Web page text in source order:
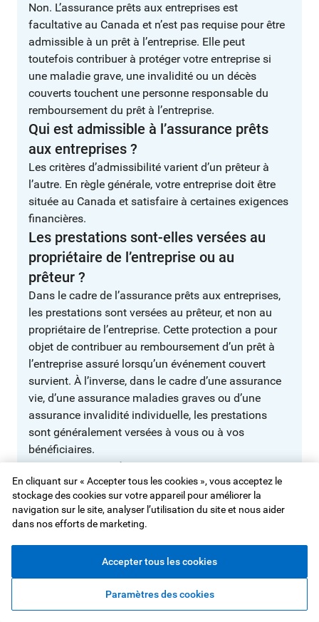
Non. L’assurance prêts aux entreprises est
facultative au Canada et n’est pas requise pour être
admissible à un prêt à l’entreprise. Elle peut
toutefois contribuer à protéger votre entreprise si
une maladie grave, une invalidité ou un décès
couverts touchent une personne responsable du
remboursement du prêt à l’entreprise.
Qui est admissible à l’assurance prêts
aux entreprises ?
Les critères d’admissibilité varient d’un prêteur à
l’autre. En règle générale, votre entreprise doit être
située au Canada et satisfaire à certaines exigences
financières.
Les prestations sont-elles versées au
propriétaire de l’entreprise ou au
prêteur ?
Dans le cadre de l’assurance prêts aux entreprises,
les prestations sont versées au prêteur, et non au
propriétaire de l’entreprise. Cette protection a pour
objet de contribuer au remboursement d’un prêt à
l’entreprise assuré lorsqu’un événement couvert
survient. À l’inverse, dans le cadre d’une assurance
vie, d’une assurance maladies graves ou d’une
assurance invalidité individuelle, les prestations
sont généralement versées à vous ou à vos
bénéficiaires.
Quelle est la différence entre l’assurance
prêts aux entreprises et l’assurance
invalidité ?
L’assurance invalidité individuelle vise à remplacer
votre revenu si vous êtes incapable de travailler en
raison d’une invalidité couverte. L’assurance prêts
aux entreprises peut comprendre une protection en
cas d’invalidité, mais son objectif est différent : elle
vise à contribuer au remboursement de votre prêt à
En cliquant sur « Accepter tous les cookies », vous acceptez le
stockage des cookies sur votre appareil pour améliorer la
navigation sur le site, analyser l’utilisation du site et nous aider
dans nos efforts de marketing.
Accepter tous les cookies
Paramètres des cookies